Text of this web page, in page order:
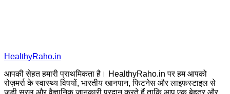
HealthyRaho.in
आपकी सेहत हमारी प्राथमिकता है। HealthyRaho.in पर हम आपको
रोज़मर्रा के स्वास्थ्य विषयों, भारतीय खानपान, फिटनेस और लाइफस्टाइल से
जुड़ी सरल और वैज्ञानिक जानकारी प्रदान करते हैं ताकि आप एक बेहतर और